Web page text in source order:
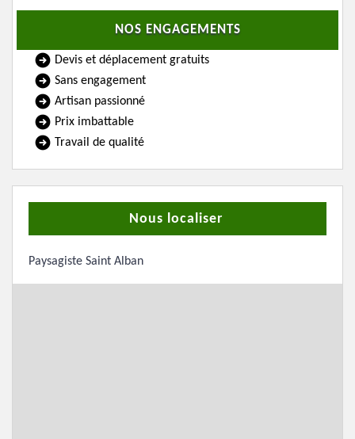
NOS ENGAGEMENTS
Devis et déplacement gratuits
Sans engagement
Artisan passionné
Prix imbattable
Travail de qualité
Nous localiser
Paysagiste Saint Alban